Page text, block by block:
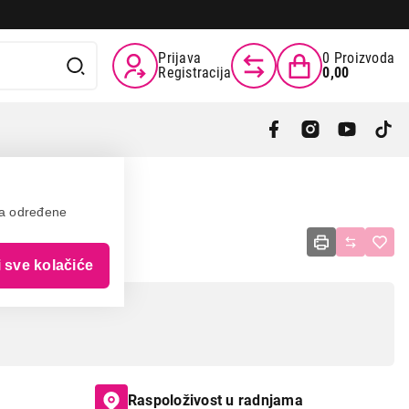
određene
sve kolačiće
Prijava
Registracija
0 Proizvoda
0,00
Raspoloživost u radnjama